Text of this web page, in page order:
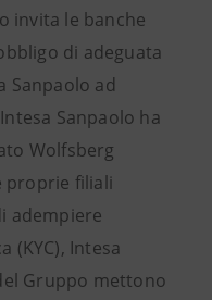
invita le banche
di adeguata
Sanpaolo ad
Sanpaolo ha
Wolfsberg
proprie filiali
adempiere
(KYC), Intesa
Gruppo mettono